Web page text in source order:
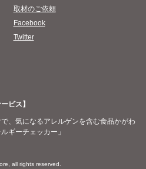
all rights reserved.
取材のご依頼
Facebook
Twitter
ビス】
、気になるアレルゲンを含む食品かがわ
ギーチェッカー」